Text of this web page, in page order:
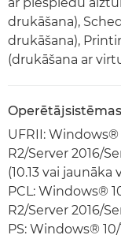
drukāšana),
drukāšana),
(drukāšana ar
Operētājsistēmas
UFRII: Windows®
R2/Server 2016/
(10.13 vai jaunāka
PCL: Windows®
R2/Server 2016/
PS: Windows® 10/